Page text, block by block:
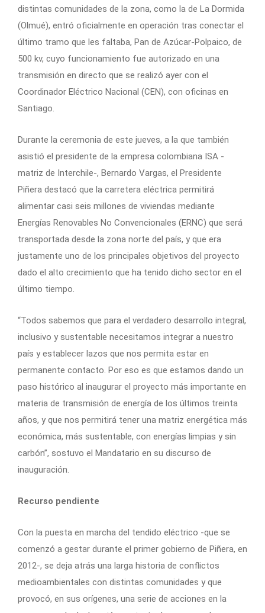
distintas comunidades de la zona, como la de La Dormida
(Olmué), entró oficialmente en operación tras conectar el
último tramo que les faltaba, Pan de Azúcar-Polpaico, de
500 kv, cuyo funcionamiento fue autorizado en una
transmisión en directo que se realizó ayer con el
Coordinador Eléctrico Nacional (CEN), con oficinas en
Santiago.
Durante la ceremonia de este jueves, a la que también
asistió el presidente de la empresa colombiana ISA -
matriz de Interchile-, Bernardo Vargas, el Presidente
Piñera destacó que la carretera eléctrica permitirá
alimentar casi seis millones de viviendas mediante
Energías Renovables No Convencionales (ERNC) que será
transportada desde la zona norte del país, y que era
justamente uno de los principales objetivos del proyecto
dado el alto crecimiento que ha tenido dicho sector en el
último tiempo.
“Todos sabemos que para el verdadero desarrollo integral,
inclusivo y sustentable necesitamos integrar a nuestro
país y establecer lazos que nos permita estar en
permanente contacto. Por eso es que estamos dando un
paso histórico al inaugurar el proyecto más importante en
materia de transmisión de energía de los últimos treinta
años, y que nos permitirá tener una matriz energética más
económica, más sustentable, con energías limpias y sin
carbón”, sostuvo el Mandatario en su discurso de
inauguración.
Recurso pendiente
Con la puesta en marcha del tendido eléctrico -que se
comenzó a gestar durante el primer gobierno de Piñera, en
2012-, se deja atrás una larga historia de conflictos
medioambientales con distintas comunidades y que
provocó, en sus orígenes, una serie de acciones en la